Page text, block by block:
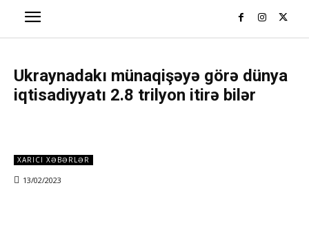
Ukraynadakı münaqişəyə görə dünya
iqtisadiyyatı 2.8 trilyon itirə bilər
XARICI XƏBƏRLƏR
13/02/2023